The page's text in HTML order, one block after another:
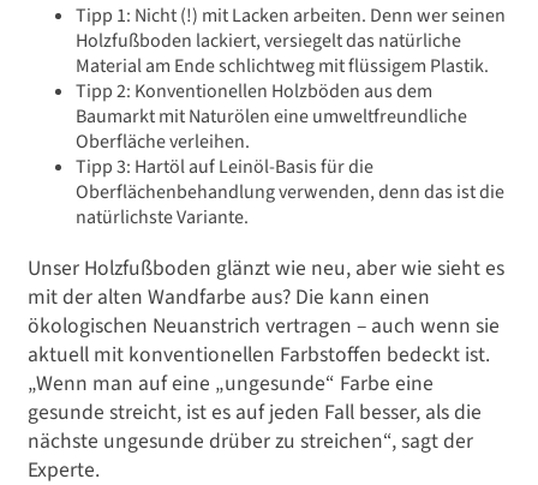
Tipp 1: Nicht (!) mit Lacken arbeiten. Denn wer seinen
Holzfußboden lackiert, versiegelt das natürliche
Material am Ende schlichtweg mit flüssigem Plastik.
Tipp 2: Konventionellen Holzböden aus dem
Baumarkt mit Naturölen eine umweltfreundliche
Oberfläche verleihen.
Tipp 3: Hartöl auf Leinöl-Basis für die
Oberflächenbehandlung verwenden, denn das ist die
natürlichste Variante.
Unser Holzfußboden glänzt wie neu, aber wie sieht es
mit der alten Wandfarbe aus? Die kann einen
ökologischen Neuanstrich vertragen – auch wenn sie
aktuell mit konventionellen Farbstoffen bedeckt ist.
„Wenn man auf eine „ungesunde“ Farbe eine
gesunde streicht, ist es auf jeden Fall besser, als die
nächste ungesunde drüber zu streichen“, sagt der
Experte.